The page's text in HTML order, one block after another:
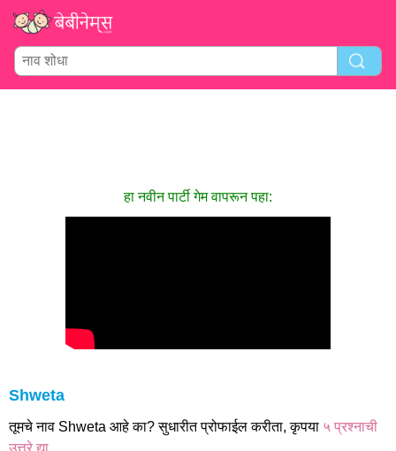
हा नवीन पार्टी गेम वापरून पहा:
Shweta
तूमचे नाव Shweta आहे का? सुधारीत प्रोफाईल करीता, कृपया ५ प्रश्नाची
उत्तरे द्या.